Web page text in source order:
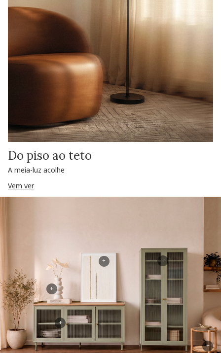
Do piso ao teto
A meia-luz acolhe
Vem ver
+
+
+
+
+